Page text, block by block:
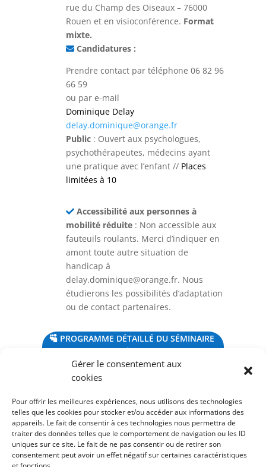
Gérer le consentement aux
cookies
Pour offrir les meilleures expériences, nous utilisons des technologies
telles que les cookies pour stocker et/ou accéder aux informations des
appareils. Le fait de consentir à ces technologies nous permettra de
traiter des données telles que le comportement de navigation ou les ID
uniques sur ce site. Le fait de ne pas consentir ou de retirer son
consentement peut avoir un effet négatif sur certaines caractéristiques
rue du Champ des Oiseaux – 76000
Rouen et en visioconférence. Format
mixte.
Candidatures :
Prendre contact par téléphone 06 82 96
66 59
ou par e-mail
Dominique Delay
delay.dominique@orange.fr
Public: Ouvert aux psychologues,
psychothérapeutes, médecins ayant
une pratique avec l’enfant // Places
limitées à 10
Accessibilité aux personnes à
mobilité réduite: Non accessible aux
fauteuils roulants. Merci d’indiquer en
amont toute autre situation de
handicap à
delay.dominique@orange.fr. Nous
étudierons les possibilités d’adaptation
ou de contact partenaires.
PROGRAMME DÉTAILLÉ DU SÉMINAIRE
THÉORIQUE